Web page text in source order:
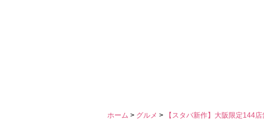
ホーム > グルメ > 【スタバ新作】大阪限定144